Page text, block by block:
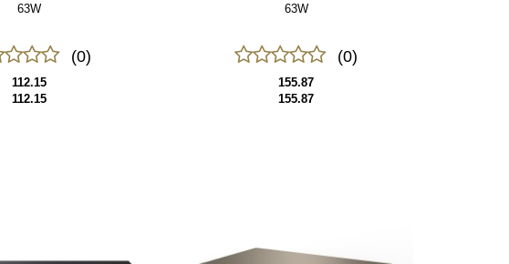
63W
(0)
112.15
112.15
63W
(0)
155.87
155.87